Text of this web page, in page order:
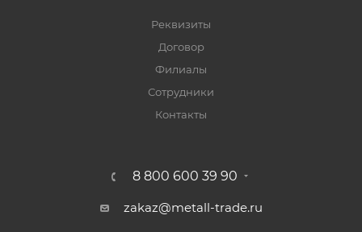
Реквизиты
Договор
Филиалы
Сотрудники
Контакты
8 800 600 39 90
zakaz@metall-trade.ru